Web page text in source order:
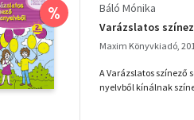
%
Báló Mónika
Varázslatos
Maxim Könyvkiadó,
A Varázslatos színező
nyelvből kínálnak